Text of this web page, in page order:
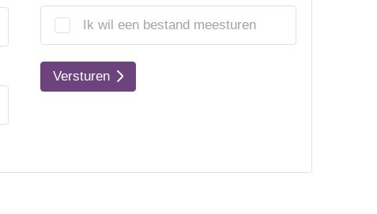
Ik wil een bestand meesturen
Versturen